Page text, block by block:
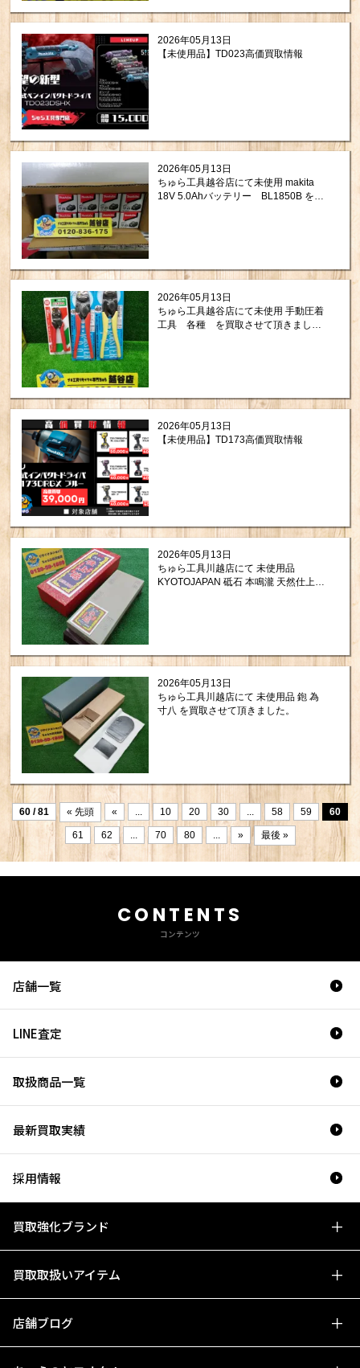
2026年05月13日
【未使用品】TD023高価買取情報
2026年05月13日
ちゅら工具越谷店にて未使用 makita
18V 5.0Ahバッテリー BL1850B を買
2026年05月13日
ちゅら工具越谷店にて未使用 手動圧着
工具 各種 を買取させて頂きまし
2026年05月13日
【未使用品】TD173高価買取情報
2026年05月13日
ちゅら工具川越店にて 未使用品
KYOTOJAPAN 砥石 本鳴瀧 天然仕上砥
2026年05月13日
ちゅら工具川越店にて 未使用品 鉋 為
寸八 を買取させて頂きました。
60 / 81 « 先頭 « 10 20 30 58 59 60
61 62 70 80 » 最後 »
CONTENTS
コンテンツ
店舗一覧
LINE査定
取扱商品一覧
最新買取実績
採用情報
買取強化ブランド
買取取扱いアイテム
店舗ブログ